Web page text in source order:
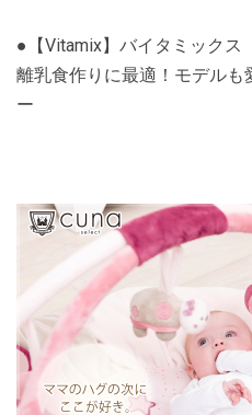
●【Vitamix】バイタミックス
離乳食作りに最適！モデル
ー